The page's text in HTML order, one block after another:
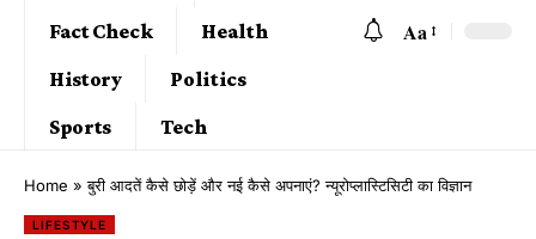
Fact Check
Health
History
Politics
Sports
Tech
Aa
Home »बुरी आदतें कैसे छोड़ें और नई कैसे अपनाएं? न्यूरोप्लास्टिसिटी का विज्ञान
LIFESTYLE